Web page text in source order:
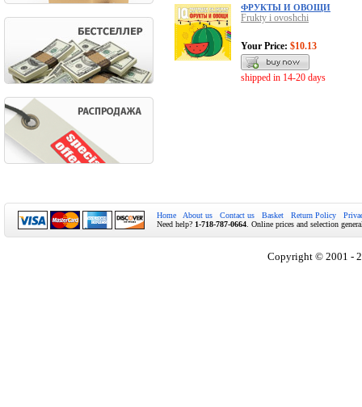
ФРУКТЫ И ОВОЩИ
Frukty i ovoshchi
Your Price: $10.13
shipped in 14-20 days
Home About us Contact us Basket Return Policy
Need help? 1-718-787-0664 . Online prices and selection
Copyright © 2001 -